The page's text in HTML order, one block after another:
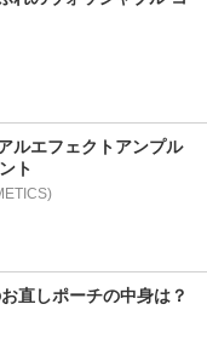
ルエフェクトアンプル
ト
直しポーチの中身は？